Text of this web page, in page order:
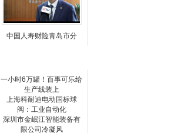
中国人寿财险青岛市分
一小时6万罐！百事可乐给
生产线装上
上海科耐迪电动国标球
阀：工业自动化
深圳市金岷江智能装备有
限公司冷凝风